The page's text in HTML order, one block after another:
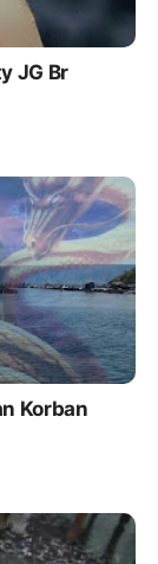
JG Br
Korban